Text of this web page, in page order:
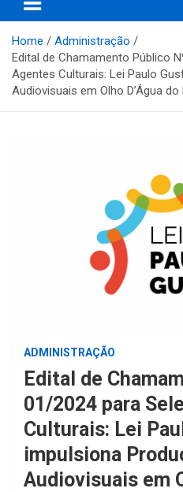
Home
Administração
Edital de Chamamento Público
Agentes Culturais: Lei Paulo
Audiovisuais em Olho D’Água do
ADMINISTRAÇÃO
Edital de
01/2024 para
Culturais: Lei
impulsiona
Audiovisuais em